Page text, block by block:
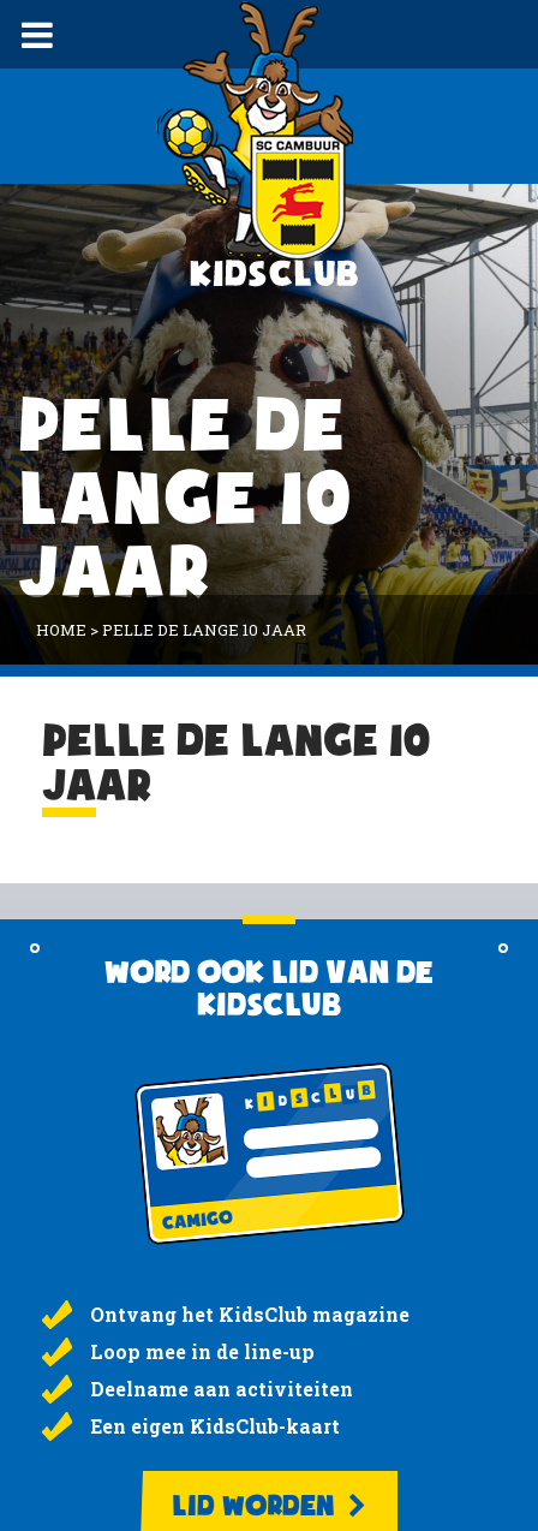
PELLE DE
LANGE 10
JAAR
HOME >PELLE DE LANGE 10 JAAR
PELLE DE LANGE 10
JAAR
Word ook lid van de
KidsClub
Ontvang het KidsClub magazine
Loop mee in de line-up
Deelname aan activiteiten
Een eigen KidsClub-kaart
LID WORDEN